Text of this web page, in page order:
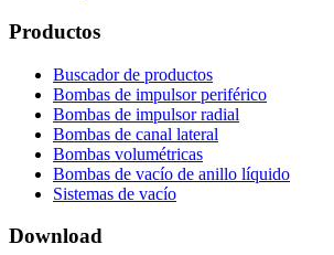
Productos
Buscador de productos
Bombas de impulsor periférico
Bombas de impulsor radial
Bombas de canal lateral
Bombas volumétricas
Bombas de vacío de anillo líquido
Sistemas de vacío
Download